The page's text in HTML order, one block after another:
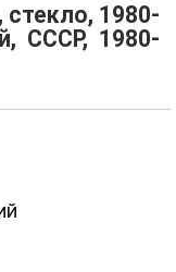
1980-
СССР, 1980-